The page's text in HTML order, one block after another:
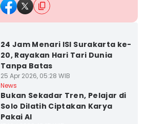
24 Jam Menari ISI Surakarta ke-
20, Rayakan Hari Tari Dunia
Tanpa Batas
25 Apr 2026, 05:28 WIB
News
Bukan Sekadar Tren, Pelajar di
Solo Dilatih Ciptakan Karya
Pakai AI